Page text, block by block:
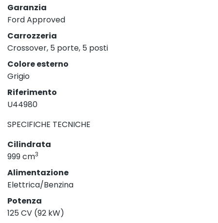
Garanzia
Ford Approved
Carrozzeria
Crossover, 5 porte, 5 posti
Colore esterno
Grigio
Riferimento
U44980
SPECIFICHE TECNICHE
Cilindrata
999 cm3
Alimentazione
Elettrica/Benzina
Potenza
125 CV (92 kW)